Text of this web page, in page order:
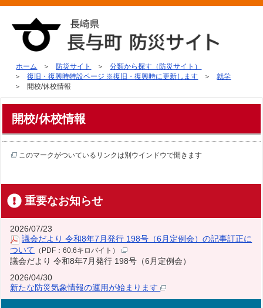
ホーム 防災サイト
分類から探す（防災サイト）
復旧・復興時特設ページ ※復旧・復興時に更新します
就学
開校/休校情報
開校/休校情報
このマークがついているリンクは別ウインドウで開きます
重要なお知らせ
2026/07/23
議会だより 令和8年7月発行 198号（6月定例会）の記事訂正に
ついて （PDF：60.6キロバイト）
議会だより 令和8年7月発行 198号（6月定例会）
2026/04/30
新たな防災気象情報の運用が始まります